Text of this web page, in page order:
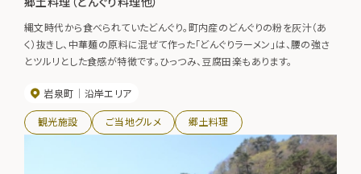
縄文時代から食べられていたどんぐり。町内産のどんぐりの粉を灰汁（あ
く）抜きし、中華麺の原料に混ぜて作った「どんぐりラーメン」は、腰の強さ
とツルリとした食感が特徴です。ひっつみ、豆腐田楽もあります。
岩泉町 沿岸エリア
観光施設 ご当地グルメ 郷土料理